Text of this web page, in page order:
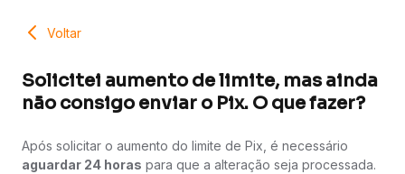
Voltar
Solicitei aumento de limite, mas ainda
não consigo enviar o Pix. O que fazer?
Após solicitar o aumento do limite de Pix, é necessário
aguardar 24 horas para que a alteração seja processada.